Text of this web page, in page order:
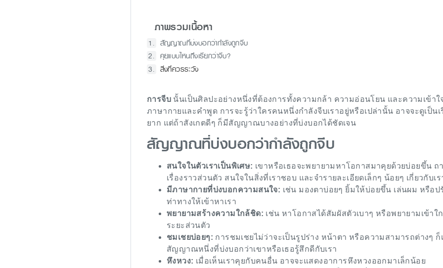
ภาพรวมเนื้อหา
สัญญาณที่บ่งบอกว่ากำลังถูกจีบ
คุยแบบไหนถึงเรียกว่าจีบ?
สิ่งที่ควรระวัง
การจีบ นั้นเป็นศิลปะอย่างหนึ่งที่ต้องการทั้งความกล้า ความอ่อนโยน และความเข้าใ
ภาษากายและคำพูด การจะรู้ว่าใครคนหนึ่งกำลังจีบเราอยู่หรือเปล่านั้น อาจจะดูเป็นเ
ยาก แต่ถ้าสังเกตดีๆ ก็มีสัญญาณบางอย่างที่บ่งบอกได้ชัดเจน
สัญญาณที่บ่งบอกว่ากำลังถูกจีบ
สนใจในตัวเราเป็นพิเศษ: เขาหรือเธอจะพยายามหาโอกาสมาคุยด้วยบ่อยขึ้น ถ
เรื่องราวส่วนตัว สนใจในสิ่งที่เราชอบ และจำรายละเอียดเล็กๆ น้อยๆ เกี่ยวกับเร
มีภาษากายที่บ่งบอกความสนใจ: เช่น มองตาบ่อยๆ ยิ้มให้บ่อยขึ้น เล่นผม หรือป
ท่าทางให้เข้าหาเรา
พยายามสร้างความใกล้ชิด: เช่น หาโอกาสได้สัมผัสตัวเบาๆ หรือพยายามเข้าใ
ระยะส่วนตัว
ชมเชยบ่อยๆ: การชมเชยไม่ว่าจะเป็นรูปร่าง หน้าตา หรือความสามารถต่างๆ ก็
สัญญาณหนึ่งที่บ่งบอกว่าเขาหรือเธอรู้สึกดีกับเรา
หึงหวง: เมื่อเห็นเราคุยกับคนอื่น อาจจะแสดงอาการหึงหวงออกมาเล็กน้อย